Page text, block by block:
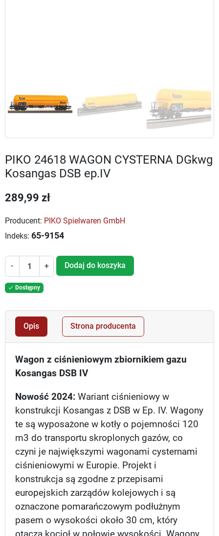
PIKO 24618 WAGON CYSTERNA DGkwg
Kosangas DSB ep.IV
289,99 zł
Producent: PIKO Spielwaren GmbH
Indeks: 65-9154
- + Dodaj do koszyka
 Dostępny
Opis Strona producenta
Wagon z ciśnieniowym zbiornikiem gazu
Kosangas DSB IV
Nowość 2024: Wariant ciśnieniowy w
konstrukcji Kosangas z DSB w Ep. IV. Wagony
te są wyposażone w kotły o pojemności 120
m3 do transportu skroplonych gazów, co
czyni je największymi wagonami cysternami
ciśnieniowymi w Europie. Projekt i
konstrukcja są zgodne z przepisami
europejskich zarządów kolejowych i są
oznaczone pomarańczowym podłużnym
pasem o wysokości około 30 cm, który